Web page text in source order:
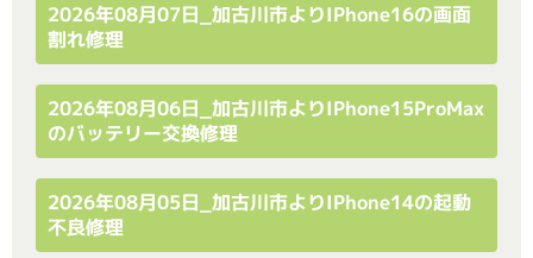
2026年08月07日_加古川市よりiPhone16の画面
割れ修理
2026年08月06日_加古川市よりiPhone15ProMax
のバッテリー交換修理
2026年08月05日_加古川市よりiPhone14の起動
不良修理